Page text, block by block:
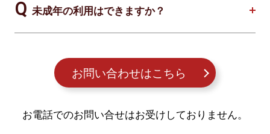
未成年の利用はできますか？
お問い合わせはこちら
お電話でのお問い合せはお受けしておりません。